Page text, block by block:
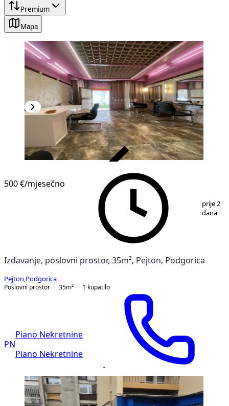
Premium
Mapa
500 €/mjesečno
prije 2
dana
Izdavanje, poslovni prostor, 35m², Pejton, Podgorica
Pejton Podgorica
Poslovni prostor
35m² 1 kupatilo
PN
Piano Nekretnine
Piano Nekretnine